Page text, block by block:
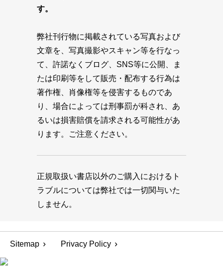
す。
弊社刊行物に掲載されている写真および
文章を、写真撮影やスキャン等を行なっ
て、許諾なくブログ、SNS等に公開、ま
たは印刷等をして販売・配布する行為は
著作権、肖像権等を侵害するものであ
り、場合によっては刑事罰が科され、あ
るいは損害賠償を請求される可能性があ
ります。ご注意ください。
正規取扱い書店以外のご購入におけるト
ラブルについては弊社では一切関与いた
しません。
Sitemap Privacy Policy